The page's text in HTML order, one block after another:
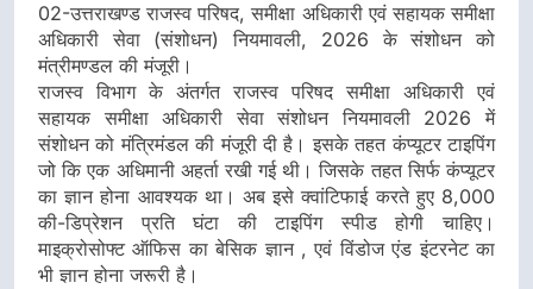
02-उत्तराखण्ड राजस्व परिषद, समीक्षा अधिकारी एवं सहायक समीक्षा
अधिकारी सेवा (संशोधन) नियमावली, 2026 के संशोधन को
मंत्रीमण्डल की मंजूरी।
राजस्व विभाग के अंतर्गत राजस्व परिषद समीक्षा अधिकारी एवं
सहायक समीक्षा अधिकारी सेवा संशोधन नियमावली 2026 में
संशोधन को मंत्रिमंडल की मंजूरी दी है। इसके तहत कंप्यूटर टाइपिंग
जो कि एक अधिमानी अहर्ता रखी गई थी। जिसके तहत सिर्फ कंप्यूटर
का ज्ञान होना आवश्यक था। अब इसे क्वांटिफाई करते हुए 8,000
की-डिप्रेशन प्रति घंटा की टाइपिंग स्पीड होगी चाहिए।
माइक्रोसोफ्ट ऑफिस का बेसिक ज्ञान , एवं विंडोज एंड इंटरनेट का
भी ज्ञान होना जरूरी है।